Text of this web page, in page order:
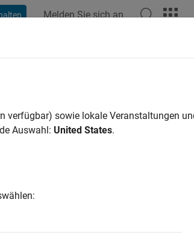
Melden Sie sich an
verfügbar) sowie lokale Veranstaltungen
Auswahl: United States.